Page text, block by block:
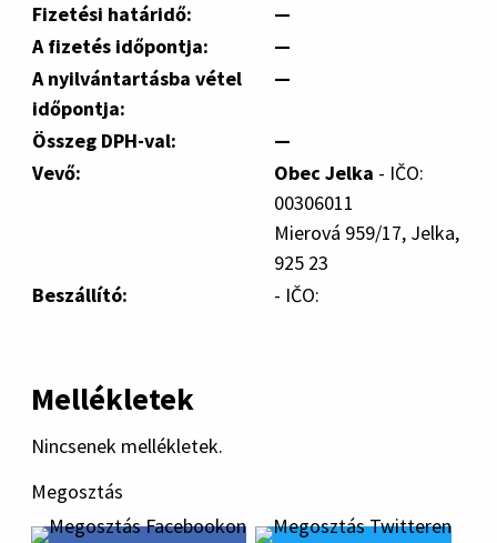
Fizetési határidő:
—
A fizetés időpontja:
—
A nyilvántartásba vétel
időpontja:
—
Összeg DPH-val:
—
Vevő:
Obec Jelka - IČO:
00306011
Mierová 959/17, Jelka,
925 23
Beszállító:
- IČO:
Mellékletek
Nincsenek mellékletek.
Megosztás